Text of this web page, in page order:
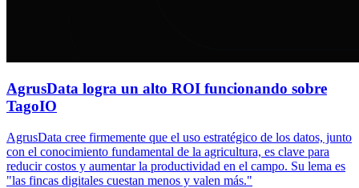
AgrusData logra un alto ROI funcionando sobre
TagoIO
AgrusData cree firmemente que el uso estratégico de los datos, junto
con el conocimiento fundamental de la agricultura, es clave para
reducir costos y aumentar la productividad en el campo. Su lema es
"las fincas digitales cuestan menos y valen más."